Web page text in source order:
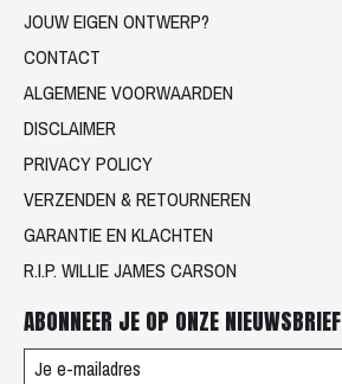
JOUW EIGEN ONTWERP?
CONTACT
ALGEMENE VOORWAARDEN
DISCLAIMER
PRIVACY POLICY
VERZENDEN & RETOURNEREN
GARANTIE EN KLACHTEN
R.I.P. WILLIE JAMES CARSON
ABONNEER JE OP ONZE NIEUWSBRIEF